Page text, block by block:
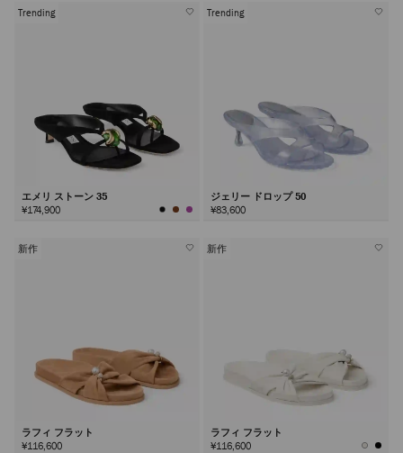
Trending
エメリ ストーン 35
¥174,900
Trending
ジェリー ドロップ 50
¥83,600
新作
ラフィ フラット
¥116,600
新作
ラフィ フラット
¥116,600